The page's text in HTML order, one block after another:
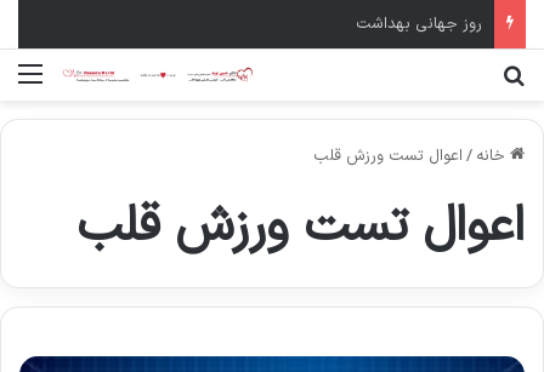
روز جهانی بهداشت
خانه / اعوال تست ورزش قلب
اعوال تست ورزش قلب